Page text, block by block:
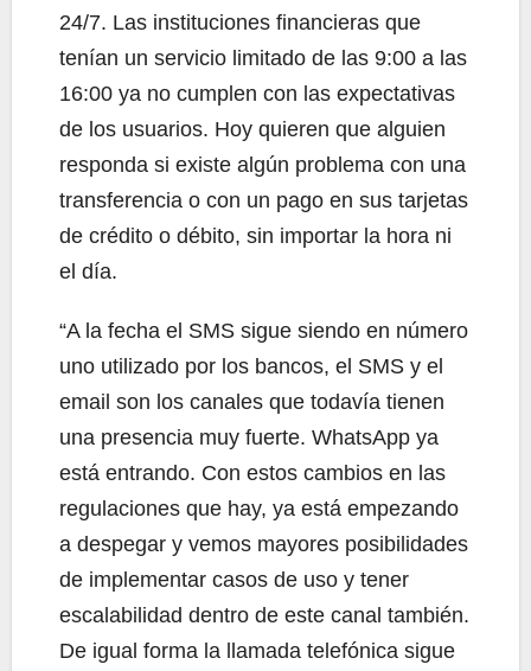
24/7. Las instituciones financieras que
tenían un servicio limitado de las 9:00 a las
16:00 ya no cumplen con las expectativas
de los usuarios. Hoy quieren que alguien
responda si existe algún problema con una
transferencia o con un pago en sus tarjetas
de crédito o débito, sin importar la hora ni
el día.
“A la fecha el SMS sigue siendo en número
uno utilizado por los bancos, el SMS y el
email son los canales que todavía tienen
una presencia muy fuerte. WhatsApp ya
está entrando. Con estos cambios en las
regulaciones que hay, ya está empezando
a despegar y vemos mayores posibilidades
de implementar casos de uso y tener
escalabilidad dentro de este canal también.
De igual forma la llamada telefónica sigue